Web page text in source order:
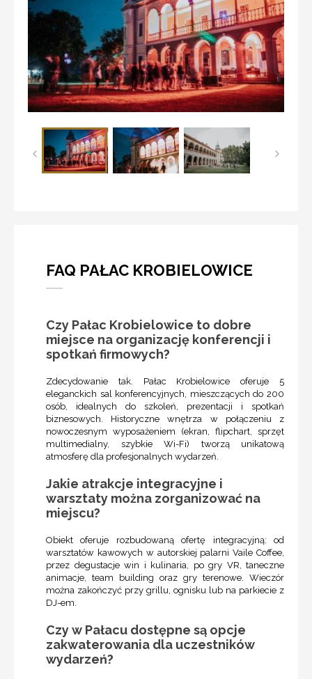
FAQ PAŁAC KROBIELOWICE
Czy Pałac Krobielowice to dobre
miejsce na organizację konferencji i
spotkań firmowych?
Zdecydowanie tak. Pałac Krobielowice oferuje 5
eleganckich sal konferencyjnych, mieszczących do 200
osób, idealnych do szkoleń, prezentacji i spotkań
biznesowych. Historyczne wnętrza w połączeniu z
nowoczesnym wyposażeniem (ekran, flipchart, sprzęt
multimedialny, szybkie Wi-Fi) tworzą unikatową
atmosferę dla profesjonalnych wydarzeń.
Jakie atrakcje integracyjne i
warsztaty można zorganizować na
miejscu?
Obiekt oferuje rozbudowaną ofertę integracyjną: od
warsztatów kawowych w autorskiej palarni Vaile Coffee,
przez degustacje win i kulinaria, po gry VR, taneczne
animacje, team building oraz gry terenowe. Wieczór
można zakończyć przy grillu, ognisku lub na parkiecie z
DJ-em.
Czy w Pałacu dostępne są opcje
zakwaterowania dla uczestników
wydarzeń?